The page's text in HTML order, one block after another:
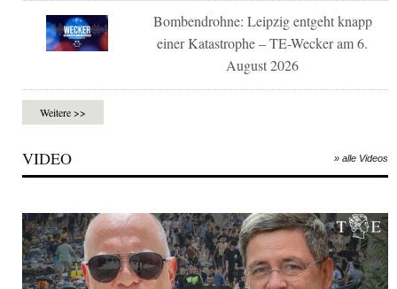
Bombendrohne: Leipzig entgeht knapp
einer Katastrophe – TE-Wecker am 6.
August 2026
Weitere >>
VIDEO » alle Videos